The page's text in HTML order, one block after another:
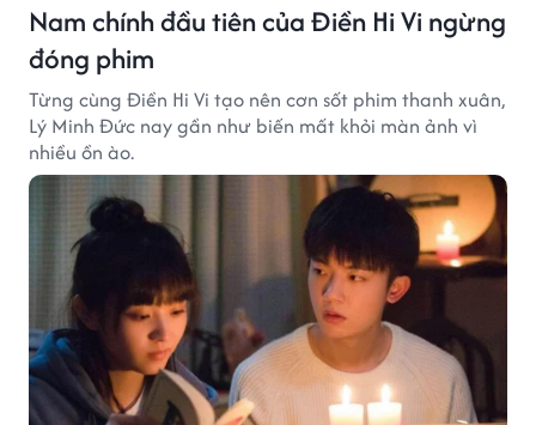
Nam chính đầu tiên của Điền Hi Vi ngừng
đóng phim
Từng cùng Điền Hi Vi tạo nên cơn sốt phim thanh xuân,
Lý Minh Đức nay gần như biến mất khỏi màn ảnh vì
nhiều ồn ào.